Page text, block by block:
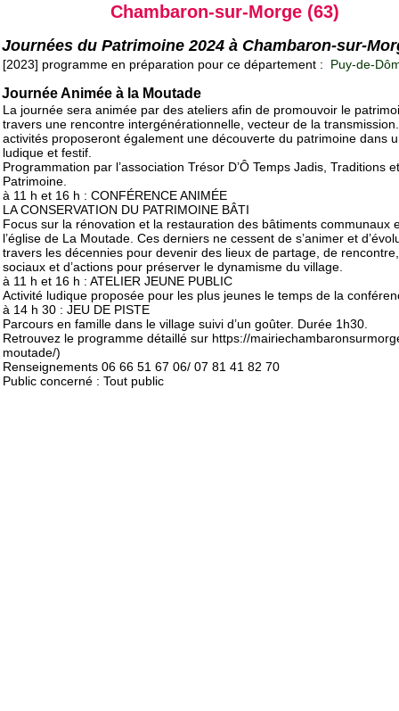
Chambaron-sur-Morge (63)
Journées du Patrimoine 2024 à Chambaron-sur-
[2023] programme en préparation pour ce département : Puy-de-
Journée Animée à la Moutade
La journée sera animée par des ateliers afin de promouvoir le
travers une rencontre intergénérationnelle, vecteur de la
activités proposeront également une découverte du patrimoine dans
ludique et festif.
Programmation par l’association Trésor D’Ô Temps Jadis, Traditions et
Patrimoine.
à 11 h et 16 h : CONFÉRENCE ANIMÉE
LA CONSERVATION DU PATRIMOINE BÂTI
Focus sur la rénovation et la restauration des bâtiments communaux
l’église de La Moutade. Ces derniers ne cessent de s’animer et
travers les décennies pour devenir des lieux de partage, de
sociaux et d’actions pour préserver le dynamisme du village.
à 11 h et 16 h : ATELIER JEUNE PUBLIC
Activité ludique proposée pour les plus jeunes le temps de la
à 14 h 30 : JEU DE PISTE
Parcours en famille dans le village suivi d’un goûter. Durée 1h30.
Retrouvez le programme détaillé sur https://
moutade/)
Renseignements 06 66 51 67 06/ 07 81 41 82 70
Public concerné : Tout public